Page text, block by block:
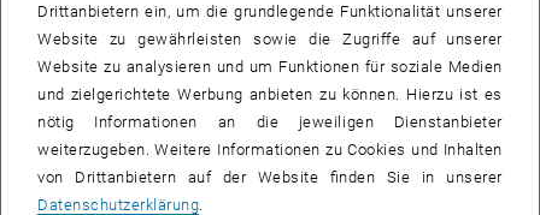
Aktualisierung der Prozesse in Graphity
automatischer Emailversand via Comala Workflow
systemseitige Freigaben durch Prozessgruppenverantwortliche_n,
Prozessverantwortliche_n und IKS_Beauftragten
Drittanbietern ein, um die grundlegende Funktionalität unserer
Website zu gewährleisten sowie die Zugriffe auf unserer
Website zu analysieren und um Funktionen für soziale Medien
und zielgerichtete Werbung anbieten zu können. Hierzu ist es
nötig Informationen an die jeweiligen Dienstanbieter
weiterzugeben. Weitere Informationen zu Cookies und Inhalten
von Drittanbietern auf der Website finden Sie in unserer
Datenschutzerklärung.